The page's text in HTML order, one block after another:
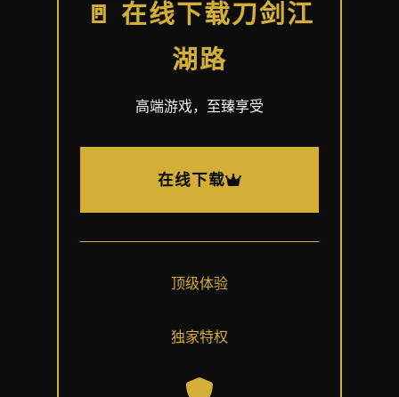
🚪 在线下载刀剑江
湖路
高端游戏，至臻享受
在线下载
顶级体验
独家特权